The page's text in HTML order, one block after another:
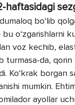
haftasidagi
bo‘lib
o‘zgarishlarni
voz kechib,
turmasa-da,
Ko‘krak
mumkin.
ayollar